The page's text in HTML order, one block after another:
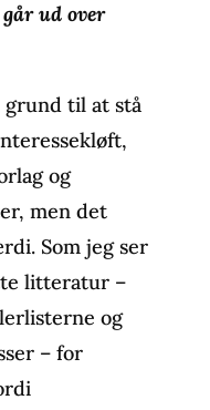
ud over
grund til at stå
og
men det
Som jeg ser
litteratur –
og
– for